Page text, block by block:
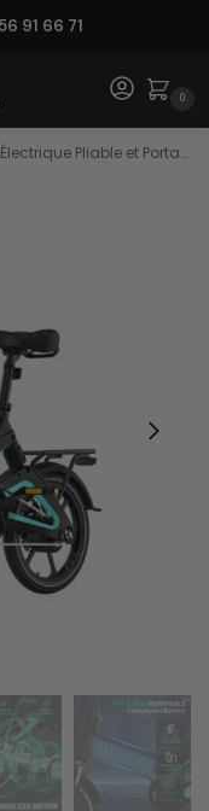
91 66 71
0
Pliable et Portatif